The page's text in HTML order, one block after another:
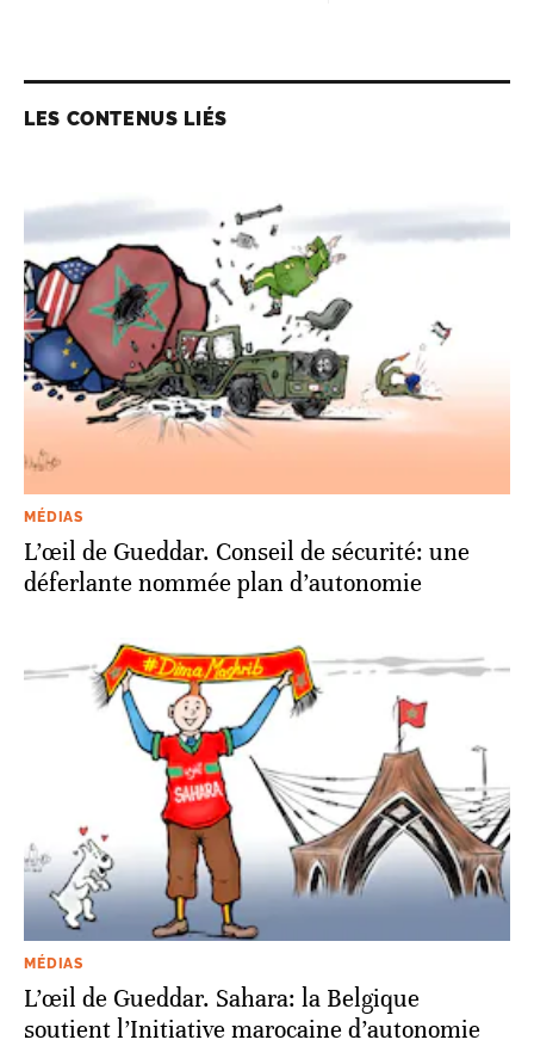
LES CONTENUS LIÉS
MÉDIAS
L’œil de Gueddar. Conseil de sécurité: une
déferlante nommée plan d’autonomie
MÉDIAS
L’œil de Gueddar. Sahara: la Belgique
soutient l’Initiative marocaine d’autonomie